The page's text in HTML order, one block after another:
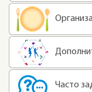
Часто